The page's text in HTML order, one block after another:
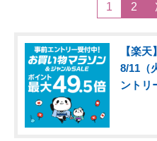
1 2
【楽
8/11（
ントリ